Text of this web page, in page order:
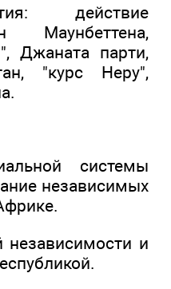
действие
Маунбеттена,
Джаната парти,
"курс Неру",
системы
независимых
независимости и